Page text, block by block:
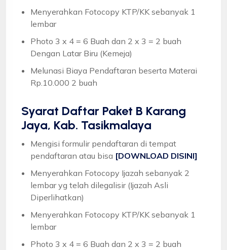
Menyerahkan Fotocopy KTP/KK sebanyak 1
lembar
Photo 3 x 4 = 6 Buah dan 2 x 3 = 2 buah
Dengan Latar Biru (Kemeja)
Melunasi Biaya Pendaftaran beserta Materai
Rp.10.000 2 buah
Syarat Daftar Paket B Karang
Jaya, Kab. Tasikmalaya
Mengisi formulir pendaftaran di tempat
pendaftaran atau bisa [DOWNLOAD DISINI]
Menyerahkan Fotocopy Ijazah sebanyak 2
lembar yg telah dilegalisir (Ijazah Asli
Diperlihatkan)
Menyerahkan Fotocopy KTP/KK sebanyak 1
lembar
Photo 3 x 4 = 6 Buah dan 2 x 3 = 2 buah